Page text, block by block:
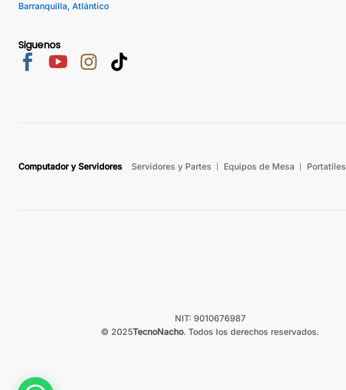
Barranquilla, Atlántico
Siguenos
Computador y Servidores Servidores y Partes Equipos de Mesa Portatiles
NIT: 9010676987
© 2025TecnoNacho. Todos los derechos reservados.